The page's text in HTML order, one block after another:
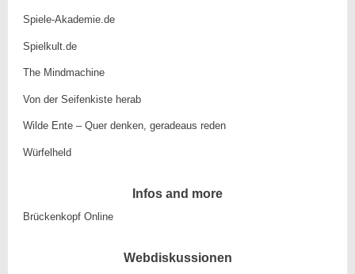
Spiele-Akademie.de
Spielkult.de
The Mindmachine
Von der Seifenkiste herab
Wilde Ente – Quer denken, geradeaus reden
Würfelheld
Infos and more
Brückenkopf Online
Webdiskussionen